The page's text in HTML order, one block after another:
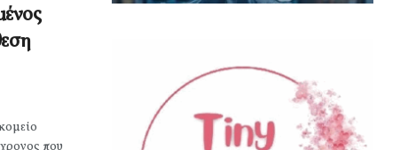
που